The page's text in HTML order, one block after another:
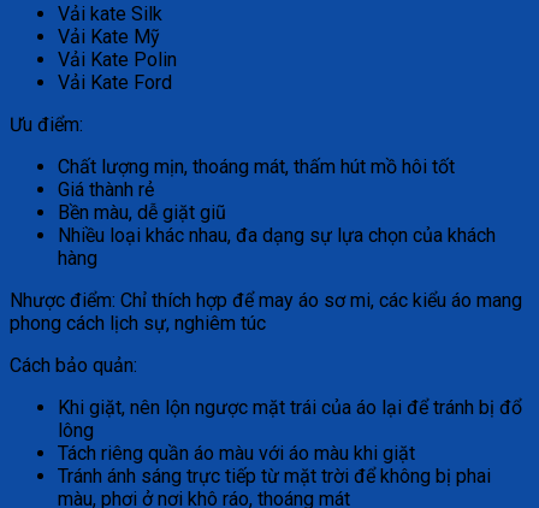
Vải kate Silk
Vải Kate Mỹ
Vải Kate Polin
Vải Kate Ford
Ưu điểm:
Chất lượng mịn, thoáng mát, thấm hút mồ hôi tốt
Giá thành rẻ
Bền màu, dễ giặt giũ
Nhiều loại khác nhau, đa dạng sự lựa chọn của khách
hàng
Nhược điểm: Chỉ thích hợp để may áo sơ mi, các kiểu áo mang
phong cách lịch sự, nghiêm túc
Cách bảo quản:
Khi giặt, nên lộn ngược mặt trái của áo lại để tránh bị đổ
lông
Tách riêng quần áo màu với áo màu khi giặt
Tránh ánh sáng trực tiếp từ mặt trời để không bị phai
màu, phơi ở nơi khô ráo, thoáng mát